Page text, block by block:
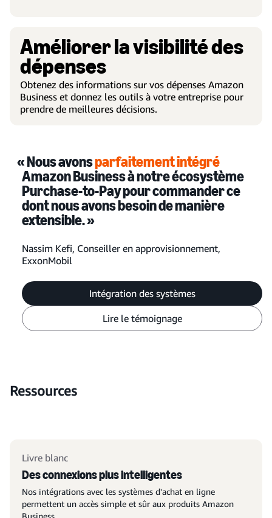
Améliorer la visibilité des
dépenses
Obtenez des informations sur vos dépenses Amazon
Business et donnez les outils à votre entreprise pour
prendre de meilleures décisions.
« Nous avonsparfaitement intégré
Amazon Business à notre écosystème
Purchase-to-Pay pour commander ce
dont nous avons besoin de manière
extensible. »
Nassim Kefi, Conseiller en approvisionnement,
ExxonMobil
Intégration des systèmes
Lire le témoignage
Ressources
Livre blanc
Des connexions plus intelligentes
Nos intégrations avec les systèmes d'achat en ligne
permettent un accès simple et sûr aux produits Amazon
Business.